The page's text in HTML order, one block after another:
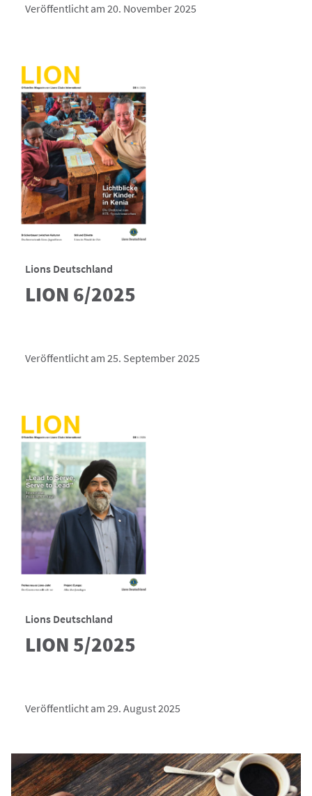
Veröffentlicht am 20. November 2025
Lions Deutschland
LION 6/2025
Veröffentlicht am 25. September 2025
Lions Deutschland
LION 5/2025
Veröffentlicht am 29. August 2025